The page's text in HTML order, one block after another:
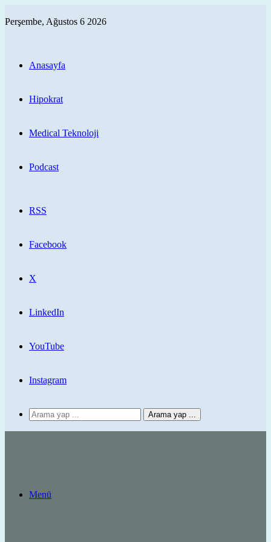
Perşembe, Ağustos 6 2026
Anasayfa
Hipokrat
Medical Teknoloji
Podcast
RSS
Facebook
X
LinkedIn
YouTube
Instagram
Arama yap ...
Menü